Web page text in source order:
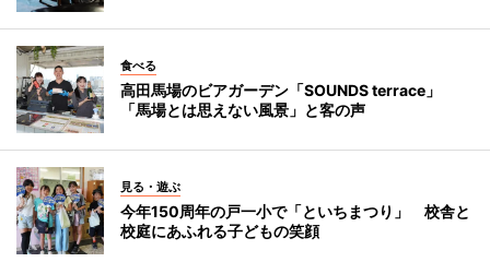
食べる
高田馬場のビアガーデン「SOUNDS terrace」
「馬場とは思えない風景」と客の声
見る・遊ぶ
今年150周年の戸一小で「といちまつり」 校舎と
校庭にあふれる子どもの笑顔